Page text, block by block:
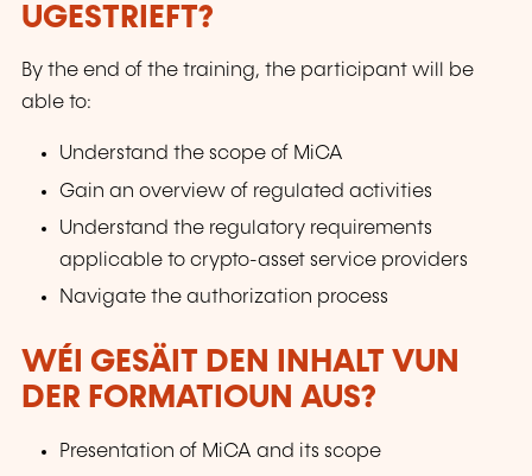
UGESTRIEFT?
By the end of the training, the participant will be
able to:
Understand the scope of MiCA
Gain an overview of regulated activities
Understand the regulatory requirements
applicable to crypto-asset service providers
Navigate the authorization process
WÉI GESÄIT DEN INHALT VUN
DER FORMATIOUN AUS?
Presentation of MiCA and its scope